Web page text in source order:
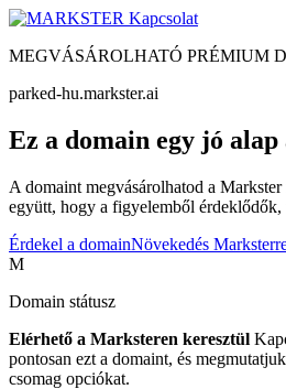
Kapcsolat
MEGVÁSÁROLHATÓ PRÉMIUM
parked-hu.markster.ai
Ez a domain egy jó alap
A domaint megvásárolhatod a
együtt, hogy a figyelemből érdeklődők,
Érdekel a domainNövekedés
M
Domain státusz
Elérhető a Marksteren keresztül
pontosan ezt a domaint, és
csomag opciókat.